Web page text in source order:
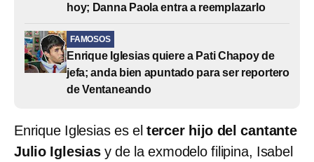
hoy; Danna Paola entra a reemplazarlo
FAMOSOS
Enrique Iglesias quiere a Pati Chapoy de
jefa; anda bien apuntado para ser reportero
de Ventaneando
Enrique Iglesias es el tercer hijo del cantante
Julio Iglesiasy de la exmodelo filipina, Isabel